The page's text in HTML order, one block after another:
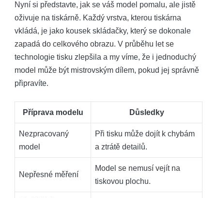
Nyní si představte, jak se váš model pomalu, ale jistě
oživuje na tiskárně. Každý vrstva, kterou tiskárna
vkládá, je jako kousek skládačky, který se dokonale
zapadá do celkového obrazu. V průběhu let se
technologie tisku zlepšila a my víme, že i jednoduchý
model může být mistrovským dílem, pokud jej správně
připravíte.
Příprava modelu Důsledky
Nezpracovaný
model
Při tisku může dojít k chybám
a ztrátě detailů.
Nepřesné měření
Model se nemusí vejít na
tiskovou plochu.